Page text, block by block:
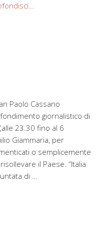
Paolo Cassano
giornalistico di
23.30 fino al 6
Giammaria, per
o semplicemente
il Paese. “Italia
di …